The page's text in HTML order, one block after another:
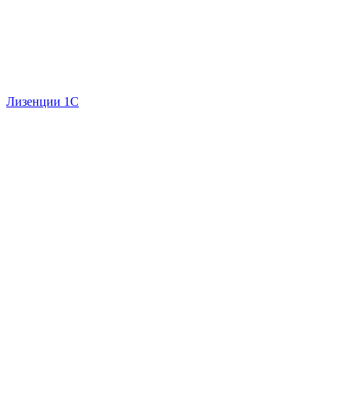
Лизенции 1С